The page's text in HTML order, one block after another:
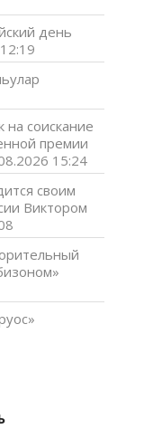
день
соискание
премии
15:24
своим
Виктором